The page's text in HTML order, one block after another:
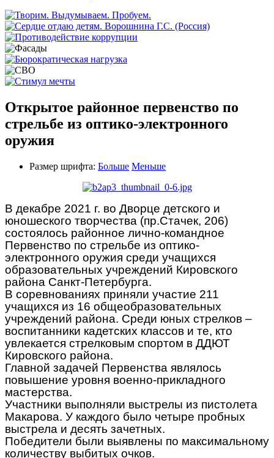
Открытое районное первенство по
стрельбе из оптико-электронного
оружия
Размер шрифта: Больше Меньше
В декабре 2021 г. во Дворце детского и
юношеского творчества (пр.Стачек, 206)
состоялось районное лично-командное
Первенство по стрельбе из оптико-
электронного оружия среди учащихся
образовательных учреждений Кировского
района Санкт-Петербурга.
В соревнованиях приняли участие 211
учащихся из 16 общеобразовательных
учреждений района. Среди юных стрелков –
воспитанники кадетских классов и те, кто
увлекается стрелковым спортом в ДДЮТ
Кировского района.
Главной задачей Первенства являлось
повышение уровня военно-прикладного
мастерства.
Участники выполняли выстрелы из пистолета
Макарова. У каждого было четыре пробных
выстрела и десять зачетных.
Победители были выявлены по максимальному
количеству выбитых очков.